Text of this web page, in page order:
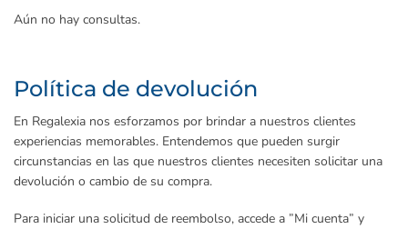
Aún no hay consultas.
Política de devolución
En Regalexia nos esforzamos por brindar a nuestros clientes
experiencias memorables. Entendemos que pueden surgir
circunstancias en las que nuestros clientes necesiten solicitar una
devolución o cambio de su compra.
Para iniciar una solicitud de reembolso, accede a ”Mi cuenta” y